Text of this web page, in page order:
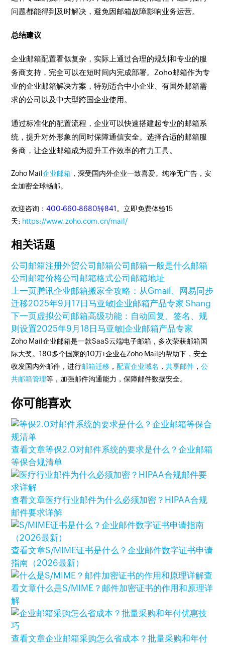
问题都能得到及时解决，避免因邮箱故障影响业务运营。
总结建议
企业邮箱配置看似复杂，实际上通过合理的规划和专业的服
务商支持，完全可以在短时间内完成部署。Zoho邮箱作为专
业的企业邮箱解决方案，特别适合中小企业、有国外邮箱需
求的公司以及中大型跨国企业使用。
通过标准化的配置流程，企业可以快速搭建起专业的邮箱系
统，提升对外形象的同时保障通信安全。选择合适的邮箱服
务商，让企业邮箱成为提升工作效率的有力工具。
Zoho Mail企业邮箱 ，深受国内外企业一致喜爱。纯净无广告，安
全加密全球畅邮。
欢迎咨询：400-660-8680转841 。立即免费体验15
天: https://www.zoho.com.cn/mail/
相关话题
公司邮箱注册外贸公司邮箱公司邮箱一般是什么邮箱
公司邮箱价格公司邮箱格式公司邮箱地址
上一页腾讯企业邮箱搬家全攻略：从Gmail、网易同步
迁移2025年9月17日马亚敏|企业邮箱产品专家 Shang
下一页虚拟公司邮箱高级功能：自动回复、签名、规
则设置2025年9月18日马亚敏|企业邮箱产品专家
Zoho Mail企业邮箱是一款SaaS云端电子邮箱，多次荣获邮箱国
际大奖。180多个国家的10万+企业在Zoho Mail的帮助下，安全
收发国内外邮件，进行邮箱迁移 ，配置企业域名 ，共享邮件 ，公
共邮箱管理等，加强邮件沟通能力，保障邮件数据安全。
你可能喜欢
查看文章等保2.0对邮件系统的要求是什么？企业邮箱
等保合规清单
查看文章医疗行业邮件为什么必须加密？HIPAA合规
邮件要求详解
查看文章S/MIME证书是什么？企业邮件数字证书申请
指南（2026最新）
查
看文章什么是S/MIME？邮件加密证书的作用和原理详
解
查看文章企业邮箱采购怎么省成本？批量采购和年付